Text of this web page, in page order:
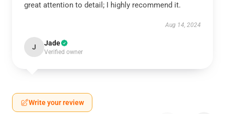
great attention to detail; I highly recommend it.
Aug 14, 2024
J Jade
Verified owner
Write your review